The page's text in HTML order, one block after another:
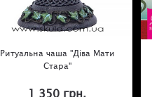
Ритуальна чаша "Діва Мати
Стара"
1 350 грн.